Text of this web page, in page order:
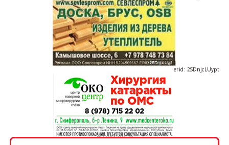
erid: 2SDnjcLUypt
erid: 2SDnjcrDNw6